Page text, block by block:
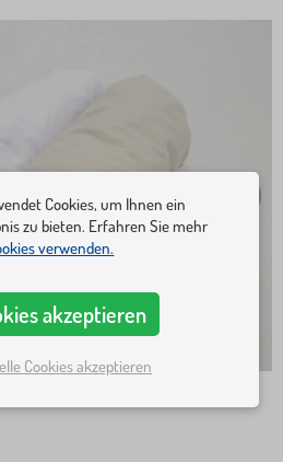
Cookies, um Ihnen ein
zu bieten. Erfahren Sie mehr
verwenden.
akzeptieren
Cookies akzeptieren